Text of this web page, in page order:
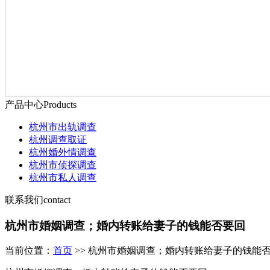
产品中心Products
杭州市出轨调查
杭州调查取证
杭州婚外情调查
杭州市侦探调查
杭州市私人调查
联系我们contact
杭州市婚姻调查；婚内转账给妻子的钱能否要回
当前位置： 首页 >> 杭州市婚姻调查；婚内转账给妻子的钱能